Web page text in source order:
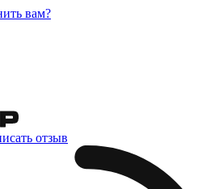
вам?
отзыв